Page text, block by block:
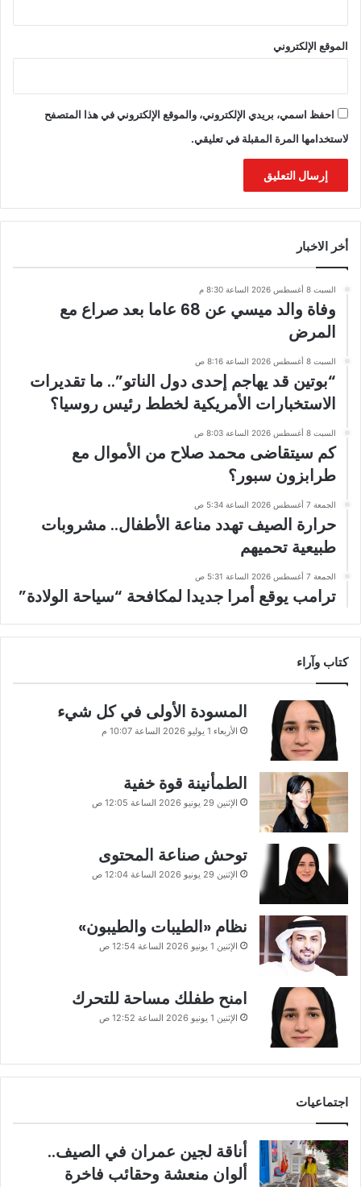
الموقع الإلكتروني
احفظ اسمي، بريدي الإلكتروني، والموقع الإلكتروني في هذا المتصفح
لاستخدامها المرة المقبلة في تعليقي.
أخر الاخبار
السبت 8 أغسطس 2026 الساعة 8:30 م
وفاة والد ميسي عن 68 عاما بعد صراع مع
المرض
السبت 8 أغسطس 2026 الساعة 8:16 ص
“بوتين قد يهاجم إحدى دول الناتو”.. ما تقديرات
الاستخبارات الأمريكية لخطط رئيس روسيا؟
السبت 8 أغسطس 2026 الساعة 8:03 ص
كم سيتقاضى محمد صلاح من الأموال مع
طرابزون سبور؟
الجمعة 7 أغسطس 2026 الساعة 5:34 ص
حرارة الصيف تهدد مناعة الأطفال.. مشروبات
طبيعية تحميهم
الجمعة 7 أغسطس 2026 الساعة 5:31 ص
ترامب يوقع أمرا جديدا لمكافحة “سياحة الولادة”
كتاب وآراء
المسودة الأولى في كل شيء
الأربعاء 1 يوليو 2026 الساعة 10:07 م
الطمأنينة قوة خفية
الإثنين 29 يونيو 2026 الساعة 12:05 ص
توحش صناعة المحتوى
الإثنين 29 يونيو 2026 الساعة 12:04 ص
نظام «الطيبات والطيبون»
الإثنين 1 يونيو 2026 الساعة 12:54 ص
امنح طفلك مساحة للتحرك
الإثنين 1 يونيو 2026 الساعة 12:52 ص
اجتماعيات
أناقة لجين عمران في الصيف..
ألوان منعشة وحقائب فاخرة